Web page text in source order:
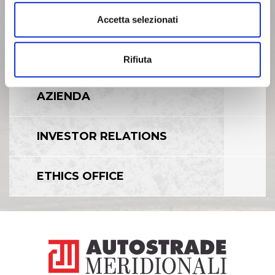
Accetta selezionati
Rifiuta
AZIENDA
INVESTOR RELATIONS
ETHICS OFFICE